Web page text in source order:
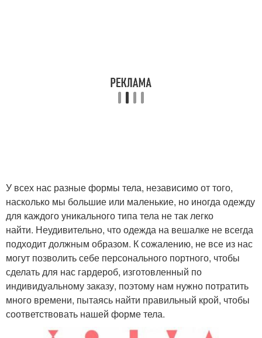
У всех нас разные формы тела, независимо от того,
насколько мы большие или маленькие, но иногда одежду
для каждого уникального типа тела не так легко
найти. Неудивительно, что одежда на вешалке не всегда
подходит должным образом. К сожалению, не все из нас
могут позволить себе персонального портного, чтобы
сделать для нас гардероб, изготовленный по
индивидуальному заказу, поэтому нам нужно потратить
много времени, пытаясь найти правильный крой, чтобы
соответствовать нашей форме тела.